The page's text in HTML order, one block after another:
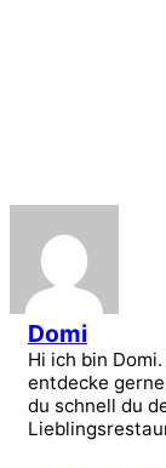
Domi
Hi ich bin
entdecke
du schnell du